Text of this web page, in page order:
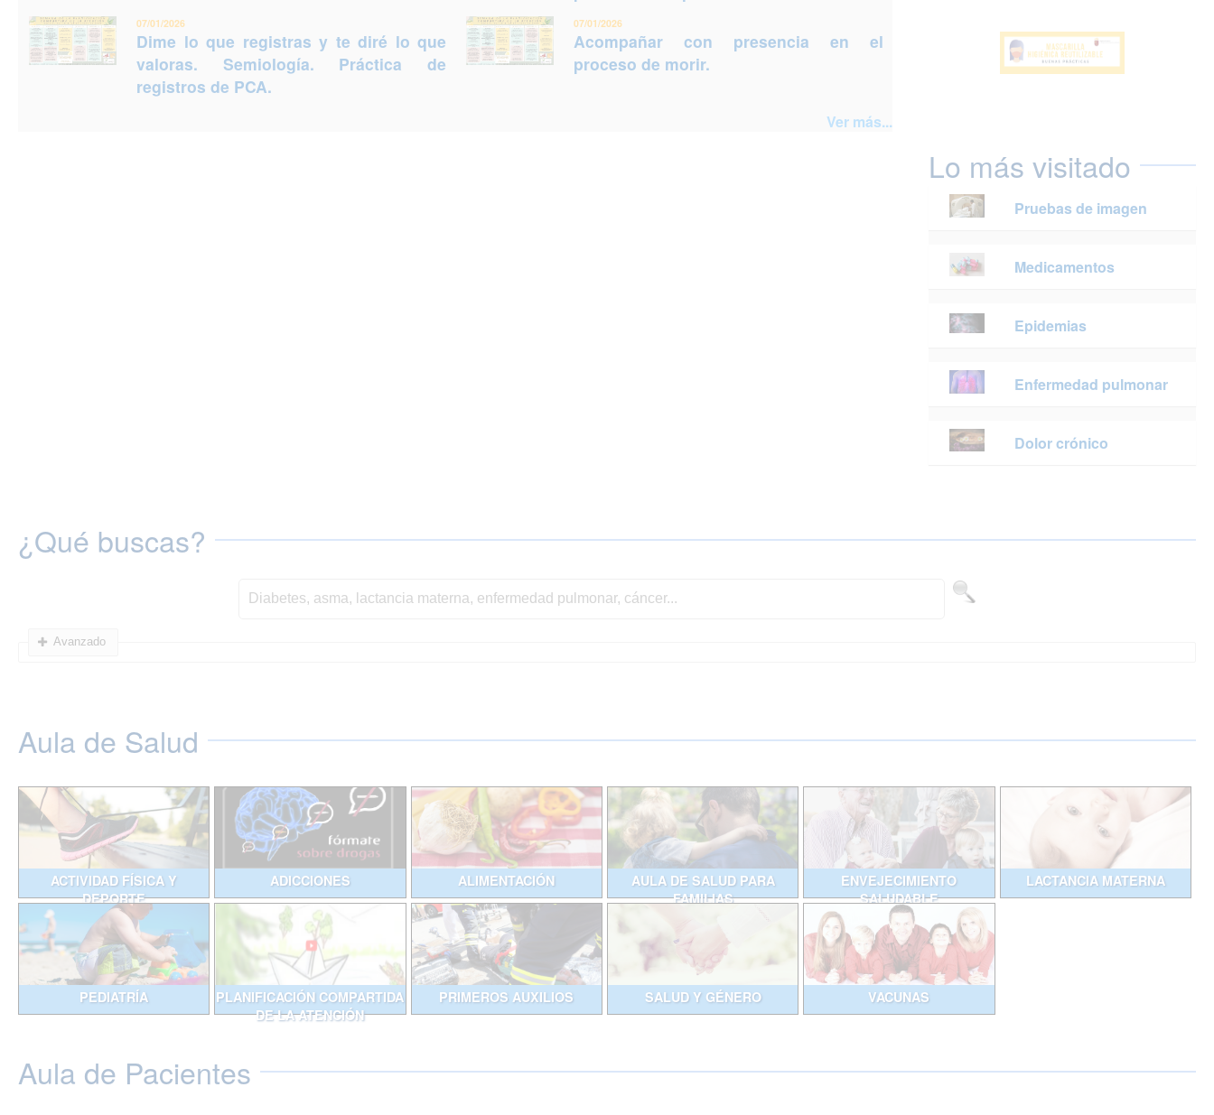
07/01/2026
Dime lo que registras y te diré lo que
valoras. Semiología. Práctica de
registros de PCA.
07/01/2026
Acompañar con presencia en el
proceso de morir.
Ver más...
Lo más visitado
Pruebas de imagen
Medicamentos
Epidemias
Enfermedad pulmonar
Dolor crónico
¿Qué buscas?
Avanzado
Aula de Salud
ACTIVIDAD FÍSICA Y
DEPORTE
ADICCIONES ALIMENTACIÓN
AULA DE SALUD PARA
FAMILIAS
ENVEJECIMIENTO
SALUDABLE
LACTANCIA MATERNA
PEDIATRÍA
PLANIFICACIÓN COMPARTIDA
DE LA ATENCIÓN
PRIMEROS AUXILIOS SALUD Y GÉNERO VACUNAS
Aula de Pacientes